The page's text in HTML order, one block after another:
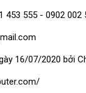
453 555 - 0902 002
16/07/2020 bởi